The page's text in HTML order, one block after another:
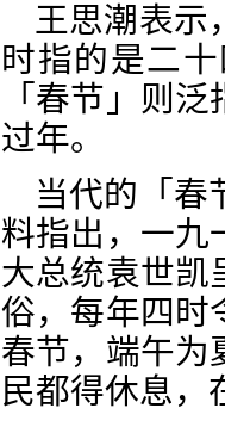
王思潮表示
时指的是二
「春节」则
过年。
当代的「春
料指出，一九
大总统袁世凯
俗，每年四时
春节，端午为
民都得休息，